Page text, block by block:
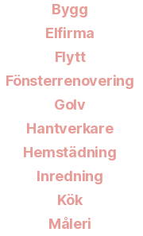
Bygg
Elfirma
Flytt
Fönsterrenovering
Golv
Hantverkare
Hemstädning
Inredning
Kök
Måleri